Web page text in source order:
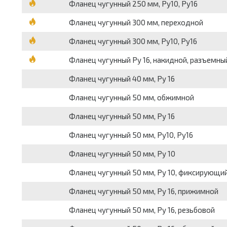
Фланец чугунный 250 мм, Ру10, Ру16
Фланец чугунный 300 мм, переходной
Фланец чугунный 300 мм, Ру10, Ру16
Фланец чугунный Ру 16, накидной,
Фланец чугунный 40 мм, Ру 16
Фланец чугунный 50 мм, обжимной
Фланец чугунный 50 мм, Ру 16
Фланец чугунный 50 мм, Ру10, Ру16
Фланец чугунный 50 мм, Ру 10
Фланец чугунный 50 мм, Ру 10,
Фланец чугунный 50 мм, Ру 16, прижимной
Фланец чугунный 50 мм, Ру 16, резьбовой